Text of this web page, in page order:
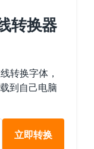
转换器
转换字体，
到自己电脑
立即转换